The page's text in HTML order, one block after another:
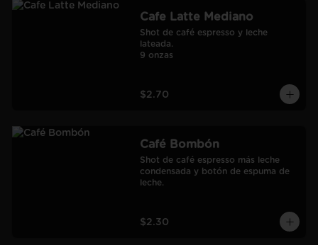
Cafe Latte Mediano
Shot de café espresso y leche
lateada.
9 onzas
$2.70
Café Bombón
Shot de café espresso más leche
condensada y botón de espuma de
leche.
$2.30